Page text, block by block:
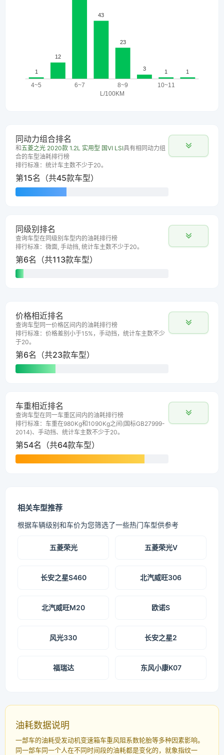
同动力组合排名
和五菱之光 2020款 1.2L 实用型 国VI LSI具有相同动力组
合的车型油耗排行榜
排行标准：统计车主数不少于20。
第15名（共45款车型）
同级别排名
查询车型在同级别车型内的油耗排行榜
排行标准：微面, 手动挡, 统计车主数不少于20。
第6名（共113款车型）
价格相近排名
查询车型同一价格区间内的油耗排行榜
排行标准：价格差别小于15%，手动挡，统计车主数不少
于20。
第6名（共23款车型）
车重相近排名
查询车型在同一车重区间内的油耗排行榜
排行标准：车重在980Kg和1090Kg之间(国标GB27999-
2014)、手动挡、统计车主数不少于20。
第54名（共64款车型）
相关车型推荐
根据车辆级别和车价为您筛选了一些热门车型供参考
五菱荣光 五菱荣光V
长安之星S460 北汽威旺306
北汽威旺M20 欧诺S
风光330 长安之星2
福瑞达 东风小康K07
油耗数据说明
一部车的油耗受发动机变速箱车重风阻系数轮胎等多种因素影响。
同一部车同一个人在不同时间段的油耗都是变化的，就象指纹一